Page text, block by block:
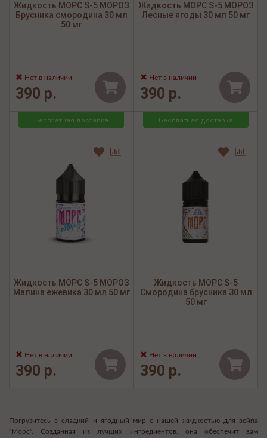
Жидкость МОРС S-5 МОРОЗ
Брусника смородина 30 мл
50 мг
Нет в наличии
390 р.
Жидкость МОРС S-5 МОРОЗ
Лесные ягоды 30 мл 50 мг
Нет в наличии
390 р.
Бесплатная доставка
Жидкость МОРС S-5 МОРОЗ
Малина ежевика 30 мл 50 мг
Нет в наличии
390 р.
Бесплатная доставка
Жидкость МОРС S-5
Смородина брусника 30 мл
50 мг
Нет в наличии
390 р.
Погрузитесь в сладкий и ягодный мир с нашей жидкостью для вейпа
"Морс". Созданная из лучших ингредиентов, она обеспечит вам